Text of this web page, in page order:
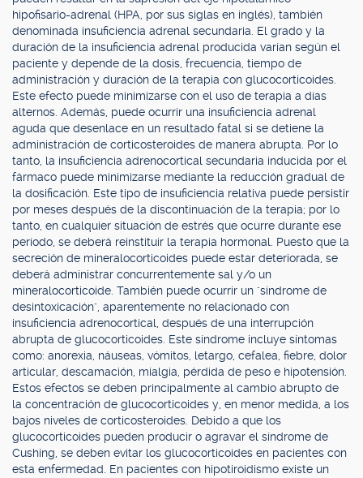
hipofisario-adrenal (HPA, por sus siglas en inglés), también
denominada insuficiencia adrenal secundaria. El grado y la
duración de la insuficiencia adrenal producida varían según el
paciente y depende de la dosis, frecuencia, tiempo de
administración y duración de la terapia con glucocorticoides.
Este efecto puede minimizarse con el uso de terapia a días
alternos. Además, puede ocurrir una insuficiencia adrenal
aguda que desenlace en un resultado fatal si se detiene la
administración de corticosteroides de manera abrupta. Por lo
tanto, la insuficiencia adrenocortical secundaria inducida por el
fármaco puede minimizarse mediante la reducción gradual de
la dosificación. Este tipo de insuficiencia relativa puede persistir
por meses después de la discontinuación de la terapia; por lo
tanto, en cualquier situación de estrés que ocurre durante ese
período, se deberá reinstituir la terapia hormonal. Puesto que la
secreción de mineralocorticoides puede estar deteriorada, se
deberá administrar concurrentemente sal y/o un
mineralocorticoide. También puede ocurrir un "síndrome de
desintoxicación", aparentemente no relacionado con
insuficiencia adrenocortical, después de una interrupción
abrupta de glucocorticoides. Este síndrome incluye síntomas
como: anorexia, náuseas, vómitos, letargo, cefalea, fiebre, dolor
articular, descamación, mialgia, pérdida de peso e hipotensión.
Estos efectos se deben principalmente al cambio abrupto de
la concentración de glucocorticoides y, en menor medida, a los
bajos niveles de corticosteroides. Debido a que los
glucocorticoides pueden producir o agravar el síndrome de
Cushing, se deben evitar los glucocorticoides en pacientes con
esta enfermedad. En pacientes con hipotiroidismo existe un